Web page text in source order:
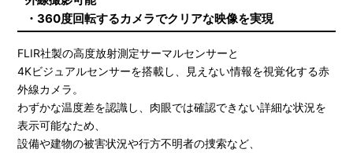
・360度回転するカメラでクリアな映像を実現
FLIR社製の高度放射測定サーマルセンサーと
4Kビジュアルセンサーを搭載し、見えない情報を視覚化する赤
外線カメラ。
わずかな温度差を認識し、肉眼では確認できない詳細な状況を
表示可能なため、
設備や建物の被害状況や行方不明者の捜索など、